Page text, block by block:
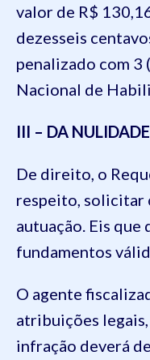
valor de R$
dezesseis
penalizado com 3
Nacional de
III – DA
De direito, o
respeito, solicitar
autuação. Eis que
fundamentos
O agente
atribuições
infração deverá